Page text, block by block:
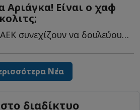
Αριάγκα! Είναι ο χαφ
Οι άνθρωποι της ΑΕΚ συνεχίζουν να δουλεύουν και στα υ...
Νέα
διαδίκτυο